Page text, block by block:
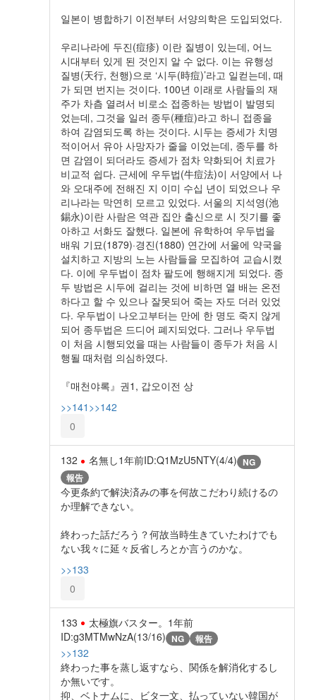
일본이 병합하기 이전부터 서양의학은 도입되었다.
우리나라에 두진(痘疹) 이란 질병이 있는데, 어느
시대부터 있게 된 것인지 알 수 없다. 이는 유행성
질병(天行, 천행)으로 ‘시두(時痘)’라고 일컫는데, 때
가 되면 번지는 것이다. 100년 이래로 사람들의 재
주가 차츰 열려서 비로소 접종하는 방법이 발명되
었는데, 그것을 일러 종두(種痘)라고 하니 접종을
하여 감염되도록 하는 것이다. 시두는 증세가 치명
적이어서 유아 사망자가 줄을 이었는데, 종두를 하
면 감염이 되더라도 증세가 점차 약화되어 치료가
비교적 쉽다. 근세에 우두법(牛痘法)이 서양에서 나
와 오대주에 전해진 지 이미 수십 년이 되었으나 우
리나라는 막연히 모르고 있었다. 서울의 지석영(池
錫永)이란 사람은 역관 집안 출신으로 시 짓기를 좋
아하고 서화도 잘했다. 일본에 유학하여 우두법을
배워 기묘(1879)·경진(1880) 연간에 서울에 약국을
설치하고 지방의 노는 사람들을 모집하여 교습시켰
다. 이에 우두법이 점차 팔도에 행해지게 되었다. 종
두 방법은 시두에 걸리는 것에 비하면 열 배는 온전
하다고 할 수 있으나 잘못되어 죽는 자도 더러 있었
다. 우두법이 나오고부터는 만에 한 명도 죽지 않게
되어 종두법은 드디어 폐지되었다. 그러나 우두법
이 처음 시행되었을 때는 사람들이 종두가 처음 시
행될 때처럼 의심하였다.
『매천야록』권1, 갑오이전 상
>>141 >>142
0
132 名無し1年前ID:Q1MzU5NTY(4/4) NG
報告
今更条約で解決済みの事を何故こだわり続けるの
か理解できない。
終わった話だろう？何故当時生きていたわけでも
ない我々に延々反省しろとか言うのかな。
>>133
0
133 太極旗バスター。 1年前
ID:g3MTMwNzA(13/16) NG 報告
>>132
終わった事を蒸し返すなら、関係を解消化するし
か無いです。
抑、ベトナムに、ビタ一文、払っていない韓国が